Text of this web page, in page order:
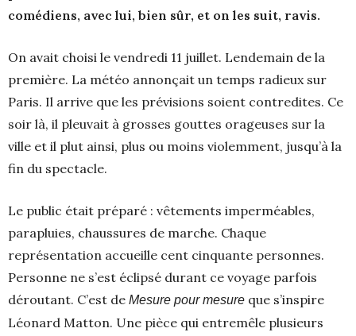
comédiens, avec lui, bien sûr, et on les suit, ravis.
On avait choisi le vendredi 11 juillet. Lendemain de la
première. La météo annonçait un temps radieux sur
Paris. Il arrive que les prévisions soient contredites. Ce
soir là, il pleuvait à grosses gouttes orageuses sur la
ville et il plut ainsi, plus ou moins violemment, jusqu’à la
fin du spectacle.
Le public était préparé : vêtements imperméables,
parapluies, chaussures de marche. Chaque
représentation accueille cent cinquante personnes.
Personne ne s’est éclipsé durant ce voyage parfois
déroutant. C’est de Mesure pour mesure que s’inspire
Léonard Matton. Une pièce qui entremêle plusieurs